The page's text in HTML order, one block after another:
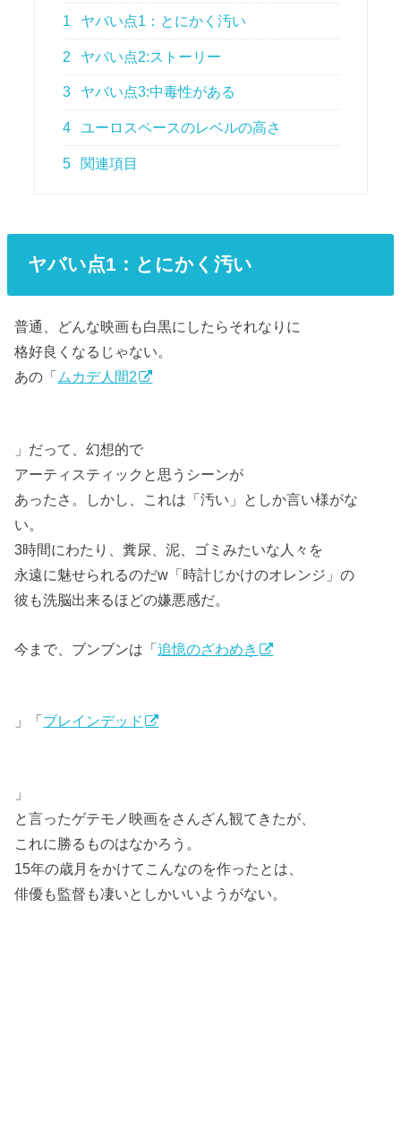
1 ヤバい点1：とにかく汚い
2 ヤバい点2:ストーリー
3 ヤバい点3:中毒性がある
4 ユーロスペースのレベルの高さ
5 関連項目
ヤバい点1：とにかく汚い
普通、どんな映画も白黒にしたらそれなりに
格好良くなるじゃない。
あの「 ムカデ人間2
」だって、幻想的で
アーティスティックと思うシーンが
あったさ。しかし、これは「汚い」としか言い様がな
い。
3時間にわたり、糞尿、泥、ゴミみたいな人々を
永遠に魅せられるのだw「時計じかけのオレンジ」の
彼も洗脳出来るほどの嫌悪感だ。
今まで、ブンブンは「追憶のざわめき
」「ブレインデッド
」
と言ったゲテモノ映画をさんざん観てきたが、
これに勝るものはなかろう。
15年の歳月をかけてこんなのを作ったとは、
俳優も監督も凄いとしかいいようがない。